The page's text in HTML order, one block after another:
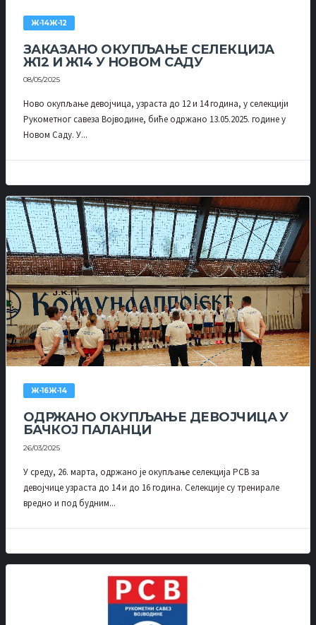
Ж-14Ж-12
ЗАКАЗАНО ОКУПЉАЊЕ СЕЛЕКЦИЈА
Ж12 И Ж14 У НОВОМ САДУ
08/05/2025
Ново окупљање девојчица, узраста до 12 и 14 година, у селекцији
Рукометног савеза Војводине, биће одржано 13.05.2025. године у
Новом Саду. У...
Ж-16Ж-14
ОДРЖАНО ОКУПЉАЊЕ ДЕВОЈЧИЦА У
БАЧКОЈ ПАЛАНЦИ
26/03/2025
У среду, 26. марта, одржано је окупљање селекција РСВ за
девојчице узраста до 14 и до 16 година. Селекције су тренирале
вредно и под будним...